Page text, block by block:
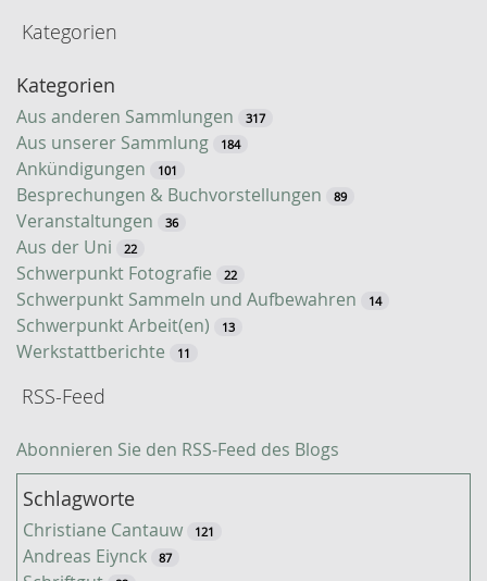
S
u
c
h
e
Kategorien
Kategorien
Aus anderen Sammlungen 317
Aus unserer Sammlung 184
Ankündigungen 101
Besprechungen & Buchvorstellungen 89
Veranstaltungen 36
Aus der Uni 22
Schwerpunkt Fotografie 22
Schwerpunkt Sammeln und Aufbewahren 14
Schwerpunkt Arbeit(en) 13
Werkstattberichte 11
RSS-Feed
Abonnieren Sie den RSS-Feed des Blogs
Schlagworte
Christiane Cantauw 121
Andreas Eiynck 87